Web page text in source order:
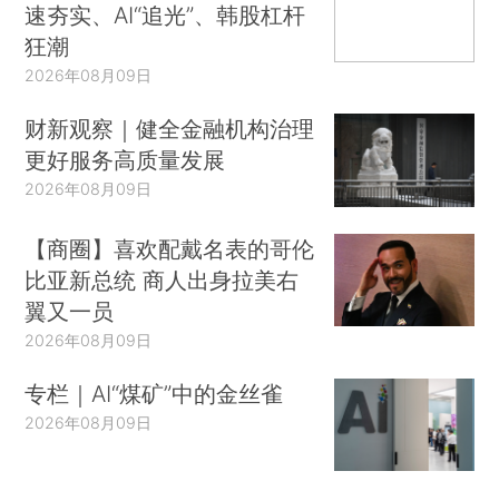
速夯实、AI“追光”、韩股杠杆
狂潮
2026年08月09日
财新观察｜健全金融机构治理
更好服务高质量发展
2026年08月09日
【商圈】喜欢配戴名表的哥伦
比亚新总统 商人出身拉美右
翼又一员
2026年08月09日
专栏｜AI“煤矿”中的金丝雀
2026年08月09日